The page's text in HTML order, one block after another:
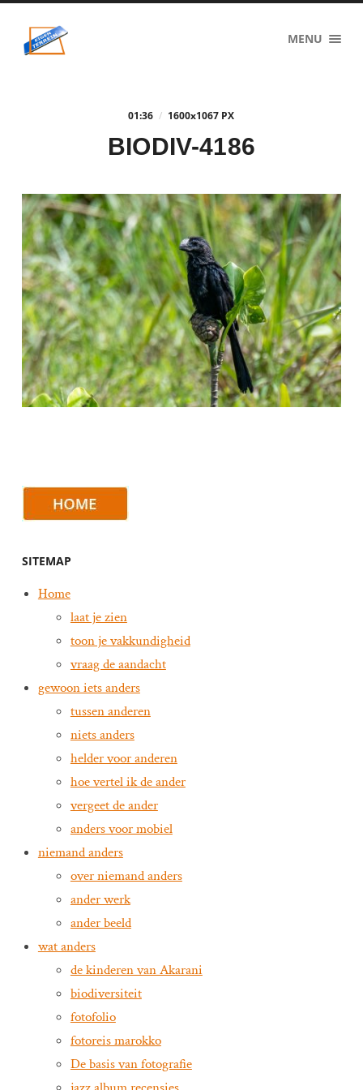
eigenzinnig
terrein
MENU
01:36 / 1600x1067 PX
BIODIV-4186
SITEMAP
Home
laat je zien
toon je vakkundigheid
vraag de aandacht
gewoon iets anders
tussen anderen
niets anders
helder voor anderen
hoe vertel ik de ander
vergeet de ander
anders voor mobiel
niemand anders
over niemand anders
ander werk
ander beeld
wat anders
de kinderen van Akarani
biodiversiteit
fotofolio
fotoreis marokko
De basis van fotografie